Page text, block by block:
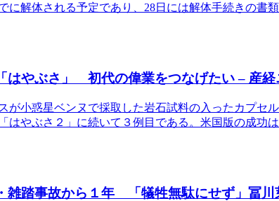
に解体される予定であり、28日には解体手続きの書
はやぶさ」 初代の偉業をつなげたい – 産経
小惑星ベンヌで採取した岩石試料の入ったカプセ
はやぶさ２」に続いて３例目である。米国版の成功
雑踏事故から１年 「犠牲無駄にせず」冨川